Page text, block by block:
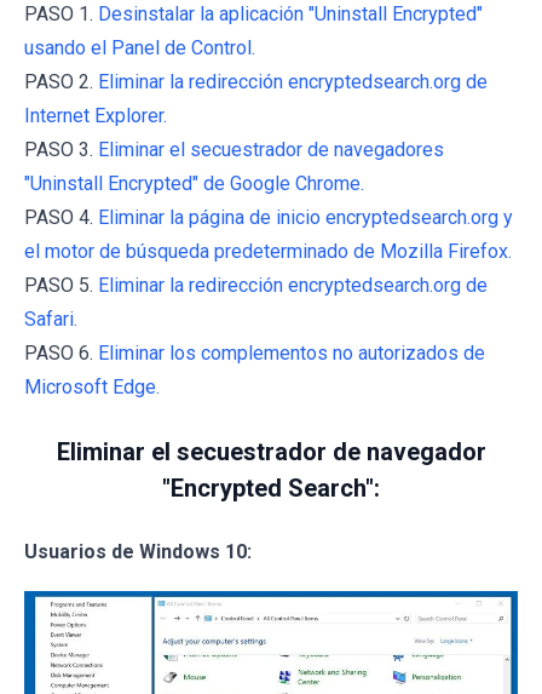
PASO 1. Desinstalar la aplicación "Uninstall Encrypted"
usando el Panel de Control.
PASO 2. Eliminar la redirección encryptedsearch.org de
Internet Explorer.
PASO 3. Eliminar el secuestrador de navegadores
"Uninstall Encrypted" de Google Chrome.
PASO 4. Eliminar la página de inicio encryptedsearch.org y
el motor de búsqueda predeterminado de Mozilla Firefox.
PASO 5. Eliminar la redirección encryptedsearch.org de
Safari.
PASO 6. Eliminar los complementos no autorizados de
Microsoft Edge.
Eliminar el secuestrador de navegador
"Encrypted Search":
Usuarios de Windows 10: